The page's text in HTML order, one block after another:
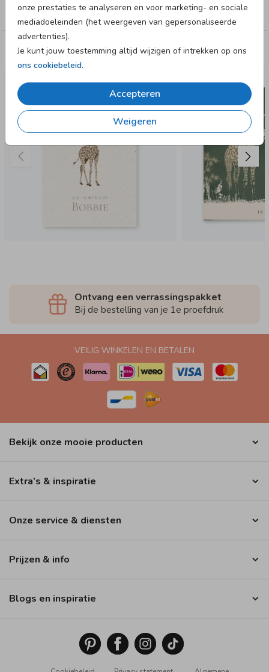
onze prestaties te analyseren en voor marketing- en sociale
mediadoeleinden (het weergeven van gepersonaliseerde
advertenties).
Je kunt jouw toestemming altijd wijzigen of intrekken op ons
ons cookiebeleid.
Accepteren
Weigeren
Jongen
Deze designs vind je misschien ook leuk
Ontvang een verrassingspakket
Bij de bestelling van je 1e proefdruk
VEILIG WINKELEN EN BETALEN
Bekijk onze mooie producten
Extra’s & inspiratie
Onze service & diensten
Prijzen & info
Blogs en inspiratie